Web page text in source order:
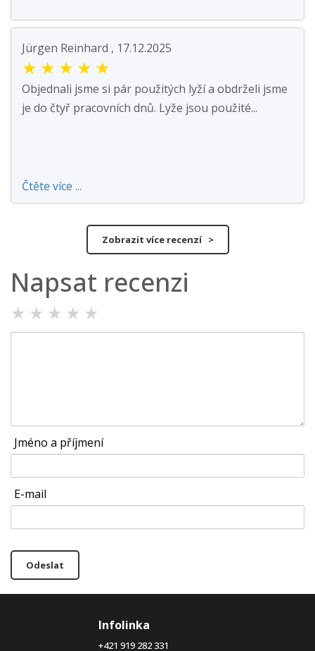
Jürgen Reinhard , 17.12.2025
★ ★ ★ ★ ★
Objednali jsme si pár použitých lyží a obdrželi jsme
je do čtyř pracovních dnů. Lyže jsou použité...
Čtěte více ...
Zobrazit více recenzí >
Napsat recenzi
★ ★ ★ ★ ★
Jméno a příjmení
E-mail
Odeslat
Infolinka
+421 919 282 331